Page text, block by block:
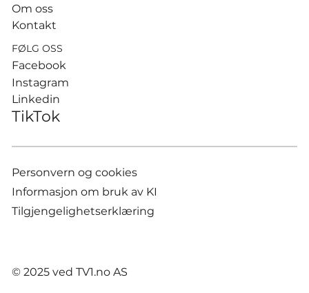
Om oss
Kontakt
FØLG OSS
Facebook
Instagram
Linkedin
TikTok
Personvern og cookies
Informasjon om bruk av KI
Tilgjengelighetserklæring
© 2025 ved TV1.no AS